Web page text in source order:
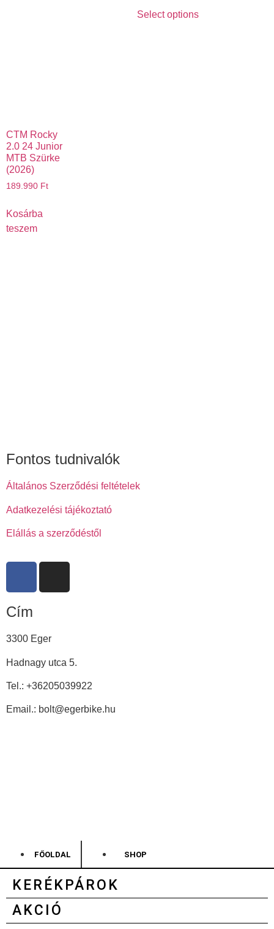
Select options
CTM Rocky
2.0 24 Junior
MTB Szürke
(2026)
189.990 Ft
Kosárba
teszem
Fontos tudnivalók
Általános Szerződési feltételek
Adatkezelési tájékoztató
Elállás a szerződéstől
Cím
3300 Eger
Hadnagy utca 5.
Tel.: +36205039922
Email.: bolt@egerbike.hu
FŐOLDAL SHOP
KERÉKPÁROK
AKCIÓ